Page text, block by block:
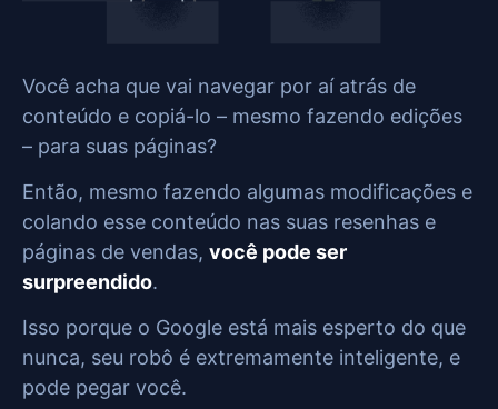
Você acha que vai navegar por aí atrás de
conteúdo e copiá-lo – mesmo fazendo edições
– para suas páginas?
Então, mesmo fazendo algumas modificações e
colando esse conteúdo nas suas resenhas e
páginas de vendas, você pode ser
surpreendido.
Isso porque o Google está mais esperto do que
nunca, seu robô é extremamente inteligente, e
pode pegar você.